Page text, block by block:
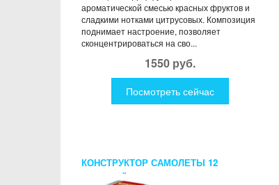
ароматической смесью красных фруктов и
сладкими нотками цитрусовых. Композиция
поднимает настроение, позволяет
сконцентрироваться на сво...
1550 руб.
Посмотреть сейчас
КОНСТРУКТОР САМОЛЕТЫ 12
МОДЕЛЕЙ